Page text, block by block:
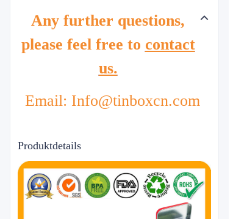
Any further questions,
please feel free to contact
us.
Email: Info@tinboxcn.com
Produktdetails